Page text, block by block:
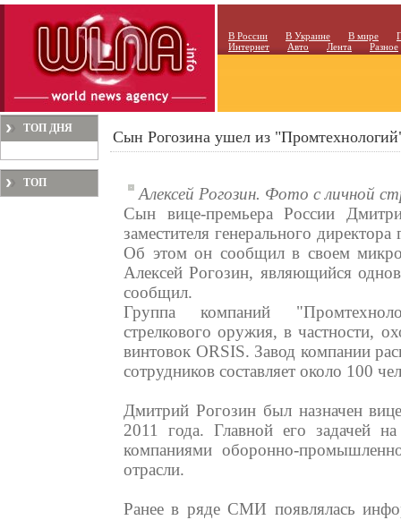
В России В Украине В мире
Интернет
Авто Лента Разное
ТОП ДНЯ
ТОП
Сын Рогозина ушел из
Алексей Рогозин. Фото с личной
Сын вице-премьера России
заместителя генерального
Об этом он сообщил в своем
Алексей Рогозин, являющийся
сообщил.
Группа компаний
стрелкового оружия, в частности,
винтовок ORSIS. Завод компании
сотрудников составляет около 100
Дмитрий Рогозин был назначен
2011 года. Главной его задачей
компаниями оборонно-
отрасли.
Ранее в ряде СМИ появлялась